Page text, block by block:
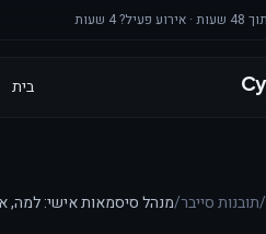
4 שעות
בית
/תובנות סייבר/מנהל סיסמאות אישי: למה,